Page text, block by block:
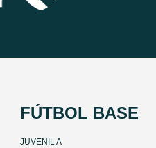
FÚTBOL BASE
JUVENIL A